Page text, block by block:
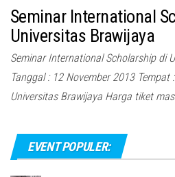
Seminar International
Universitas Brawijaya
Seminar International Scholarship di
Tanggal : 12 November 2013
Universitas Brawijaya Harga tiket
EVENT POPULER: